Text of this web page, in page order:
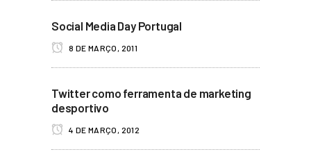
Social Media Day Portugal
8 DE MARÇO, 2011
Twitter como ferramenta de marketing
desportivo
4 DE MARÇO, 2012